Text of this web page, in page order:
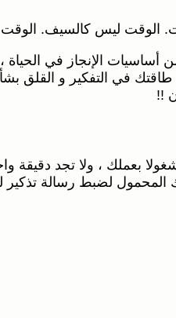
الوقت ليس كالسيف.
أساسيات الإنجاز في
في التفكير و القلق
!!
بعملك ، ولا تجد
لضبط رسالة تذكير